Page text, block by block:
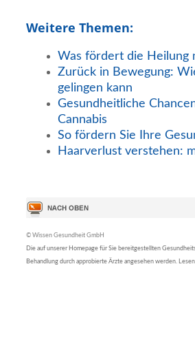
Weitere Themen:
Was fördert die Heilung
Zurück in Bewegung:
gelingen kann
Gesundheitliche
Cannabis
So fördern Sie Ihre
Haarverlust verstehen:
© Wissen Gesundheit GmbH
Die auf unserer Homepage für Sie bereitgestellten
Behandlung durch approbierte Ärzte angesehen werden.